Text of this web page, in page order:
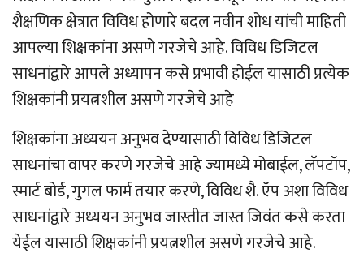
शैक्षणिक क्षेत्रात विविध होणारे बदल नवीन शोध यांची माहिती
आपल्या शिक्षकांना असणे गरजेचे आहे. विविध डिजिटल
साधनांद्वारे आपले अध्यापन कसे प्रभावी होईल यासाठी प्रत्येक
शिक्षकांनी प्रयत्नशील असणे गरजेचे आहे
शिक्षकांना अध्ययन अनुभव देण्यासाठी विविध डिजिटल
साधनांचा वापर करणे गरजेचे आहे ज्यामध्ये मोबाईल, लॅपटॉप,
स्मार्ट बोर्ड, गुगल फार्म तयार करणे, विविध शै. ऍप अशा विविध
साधनांद्वारे अध्ययन अनुभव जास्तीत जास्त जिवंत कसे करता
येईल यासाठी शिक्षकांनी प्रयत्नशील असणे गरजेचे आहे.